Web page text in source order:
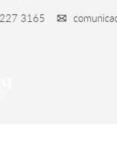
3165